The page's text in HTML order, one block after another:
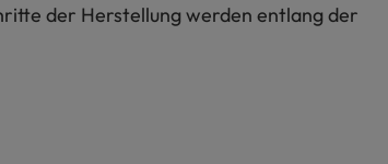
der Herstellung werden entlang der